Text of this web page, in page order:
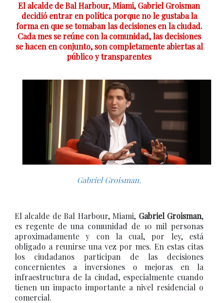
El alcalde de Bal Harbour, Miami, Gabriel Groisman
decidió entrar en política porque no le gustaba la
forma en que se tomaban las decisiones en la ciudad.
Cada mes se reúne con la comunidad, las decisiones
se hacen en conjunto, son completamente abiertas al
público y transparentes
Gabriel Groisman.
El alcalde de Bal Harbour, Miami, Gabriel Groisman,
es regente de una comunidad de 10 mil personas
aproximadamente y con la cual, por ley, está
obligado a reunirse una vez por mes. En estas citas
los ciudadanos participan de las decisiones
concernientes a inversiones o mejoras en la
infraestructura de la ciudad, especialmente cuando
tienen un impacto importante a nivel residencial o
comercial.